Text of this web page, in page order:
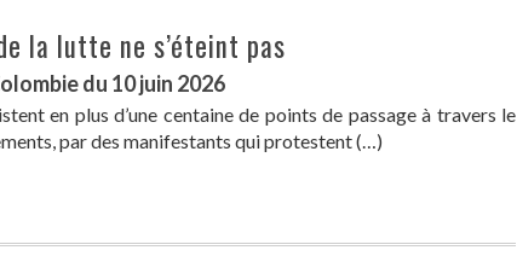
la lutte ne s’éteint pas
du 10 juin 2026
en plus d’une centaine de points de passage à travers le
par des manifestants qui protestent (…)